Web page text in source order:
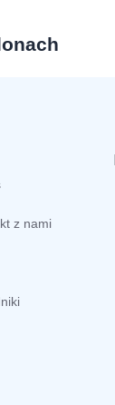
z nami